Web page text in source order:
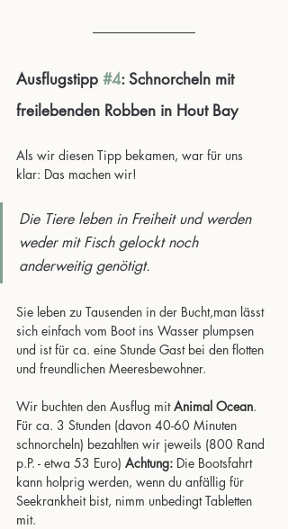
Ausflugstipp #4: Schnorcheln mit
freilebenden Robben in Hout Bay
Als wir diesen Tipp bekamen, war für uns
klar: Das machen wir!
Die Tiere leben in Freiheit und werden
weder mit Fisch gelockt noch
anderweitig genötigt.
Sie leben zu Tausenden in der Bucht,man lässt
sich einfach vom Boot ins Wasser plumpsen
und ist für ca. eine Stunde Gast bei den flotten
und freundlichen Meeresbewohner.
Wir buchten den Ausflug mit Animal Ocean.
Für ca. 3 Stunden (davon 40-60 Minuten
schnorcheln) bezahlten wir jeweils (800 Rand
p.P. - etwa 53 Euro) Achtung: Die Bootsfahrt
kann holprig werden, wenn du anfällig für
Seekrankheit bist, nimm unbedingt Tabletten
mit.